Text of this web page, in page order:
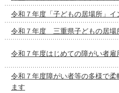
令和７年度「子どもの居場所」
令和７年度 三重県子どもの居場
令和７年度はじめての障がい者
令和７年度障がい者等の多様で
ます